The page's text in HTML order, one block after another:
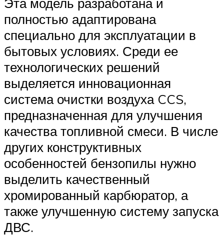
полностью адаптирована
специально для эксплуатации в
бытовых условиях. Среди ее
технологических решений
выделяется инновационная
система очистки воздуха CCS,
предназначенная для улучшения
качества топливной смеси. В числе
других конструктивных
особенностей бензопилы нужно
выделить качественный
хромированный карбюратор, а
также улучшенную систему запуска
ДВС.